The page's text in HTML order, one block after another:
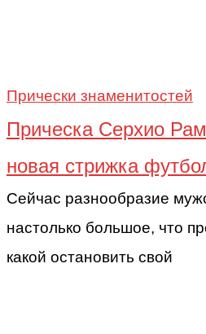
Прически знаменитостей
Прическа Серхио
новая стрижка
Сейчас разнообразие
настолько большое, что
какой остановить свой